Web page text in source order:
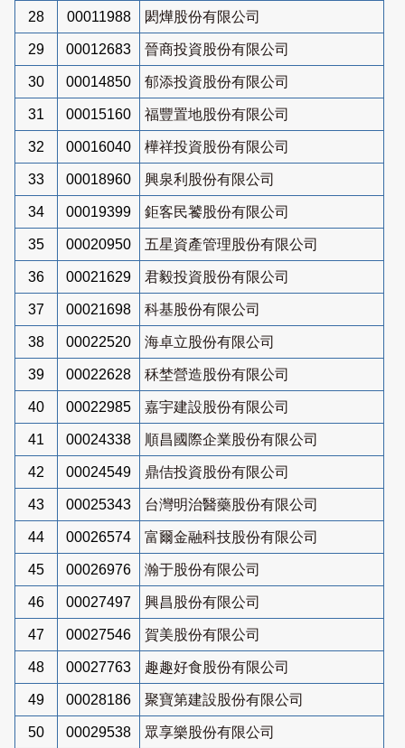
28 00011988 閎燁股份有限公司
29 00012683 晉商投資股份有限公司
30 00014850 郁添投資股份有限公司
31 00015160 福豐置地股份有限公司
32 00016040 樺祥投資股份有限公司
33 00018960 興泉利股份有限公司
34 00019399 鉅客民饕股份有限公司
35 00020950 五星資產管理股份有限公司
36 00021629 君毅投資股份有限公司
37 00021698 科基股份有限公司
38 00022520 海卓立股份有限公司
39 00022628 秝埜營造股份有限公司
40 00022985 嘉宇建設股份有限公司
41 00024338 順昌國際企業股份有限公司
42 00024549 鼎佶投資股份有限公司
43 00025343 台灣明治醫藥股份有限公司
44 00026574 富爾金融科技股份有限公司
45 00026976 瀚于股份有限公司
46 00027497 興昌股份有限公司
47 00027546 賀美股份有限公司
48 00027763 趣趣好食股份有限公司
49 00028186 聚寶第建設股份有限公司
50 00029538
眾享樂股份有限公司